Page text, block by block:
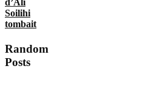
Soilihi
tombait
Random
Posts